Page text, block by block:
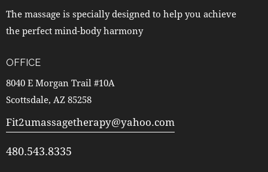
The massage is specially designed to help you achieve
the perfect mind-body harmony
OFFICE
8040 E Morgan Trail #10A
Scottsdale, AZ 85258
Fit2umassagetherapy@yahoo.com
480.543.8335